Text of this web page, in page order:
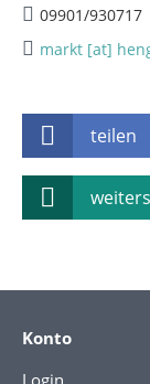
09901/930717
markt [at]
teilen
Konto
Login